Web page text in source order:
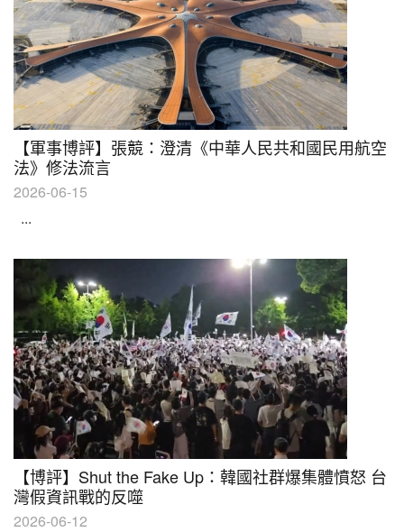
【軍事博評】張競：澄清《中華人民共和國民用航空
法》修法流言
2026-06-15
...
【博評】Shut the Fake Up：韓國社群爆集體憤怒 台
灣假資訊戰的反噬
2026-06-12